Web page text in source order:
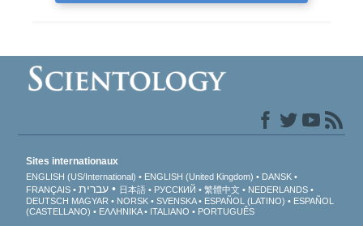
Sites internationaux
ENGLISH (US/International) ENGLISH (United Kingdom)
DANSK
FRANÇAIS
עברית 日本語 РУССКИЙ 繁體中文
NEDERLANDS
DEUTSCH MAGYAR NORSK SVENSKA ESPAÑOL (LATINO)
ESPAÑOL
(CASTELLANO)
ΕΛΛΗΝΙΚA ITALIANO PORTUGUÊS